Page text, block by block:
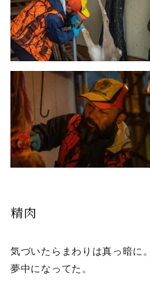
精肉
気づいたらまわりは真っ暗に
夢中になってた。